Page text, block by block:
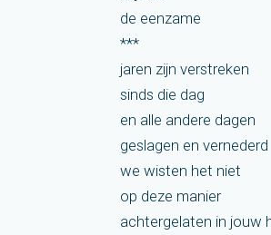
de eenzame
***
jaren zijn verstreken
sinds die dag
en alle andere dagen
geslagen en vernederd
we wisten het niet
op deze manier
achtergelaten in jouw